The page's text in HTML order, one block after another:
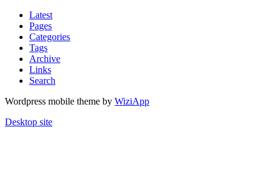
Latest
Pages
Categories
Tags
Archive
Links
Search
Wordpress mobile theme by WiziApp
Desktop site